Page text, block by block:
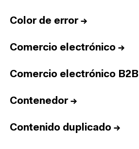
Color de error→
Comercio electrónico →
Comercio electrónico B2B
Contenedor→
Contenido duplicado →